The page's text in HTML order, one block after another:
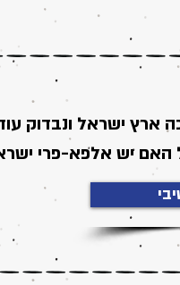
ארץ ישראל ונבדוק
האם יש אלפא-פרי